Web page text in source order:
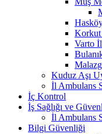
Korkut
Varto
Kuduz Aşı
İl Ambulans
İç Kontrol
İş Sağlığı ve
İl Ambulans
Bilgi Güvenliği